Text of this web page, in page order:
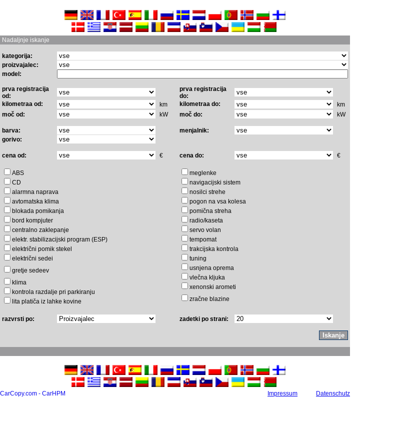
Nadaljnje iskanje
kategorija:
proizvajalec:
model:
prva registracija
od:
prva registracija
do:
kilometraa od:
km kilometraa do:
km
moč od:
kW moč do: kW
barva:
menjalnik:
gorivo:
cena od: € cena do: €
ABS
CD
alarmna naprava
avtomatska klima
blokada pomikanja
bord kompjuter
centralno zaklepanje
elektr. stabilizacijski program (ESP)
električni pomik stekel
električni sedei
gretje sedeev
klima
kontrola razdalje pri parkiranju
lita platiča iz lahke kovine
meglenke
navigacijski sistem
nosilci strehe
pogon na vsa kolesa
pomična streha
radio/kaseta
servo volan
tempomat
trakcijska kontrola
tuning
usnjena oprema
vlečna kljuka
xenonski arometi
zračne blazine
razvrsti po: zadetki po strani:
CarCopy.com - CarHPM Datenschutz
Impressum